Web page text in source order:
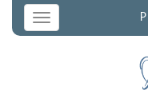
Toggle
navigation